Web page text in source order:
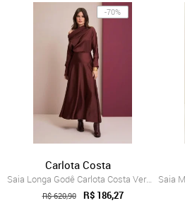
-70%
Carlota Costa
Saia Longa Godê Carlota Costa Vermelho
R$ 620,90 R$ 186,27